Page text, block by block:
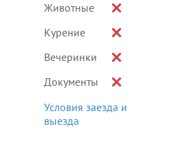
Животные
Курение
Вечеринки
Документы
Условия заезда и
выезда